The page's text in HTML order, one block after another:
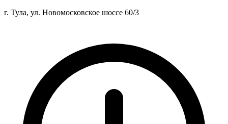
г. Тула, ул. Новомосковское шоссе 60/3